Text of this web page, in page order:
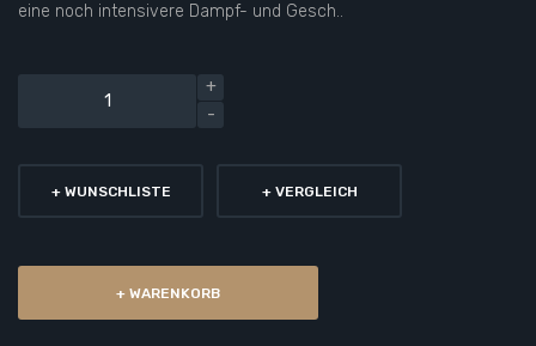
eine noch intensivere Dampf- und Gesch..
+ WUNSCHLISTE + VERGLEICH
+ WARENKORB